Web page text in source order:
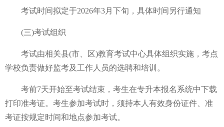
考试时间拟定于2026年3月下旬，具体时间另行通知
(三)考试组织
考试由相关县(市、区)教育考试中心具体组织实施，考点
学校负责做好监考及工作人员的选聘和培训。
考前7天开始至考试结束，考生在专升本报名系统中下载
打印准考证。考生参加考试时，须持本人有效身份证件、准
考证按规定时间和地点参加考试。